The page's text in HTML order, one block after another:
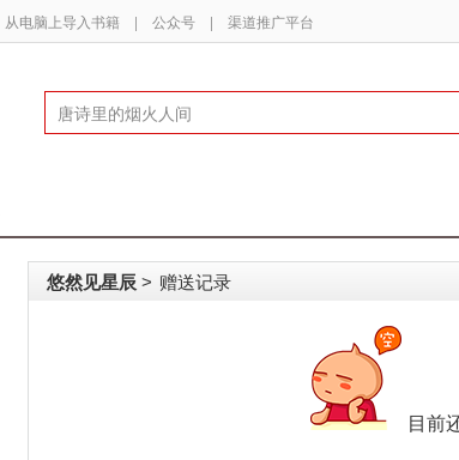
从电脑上导入书籍 | 公众号 | 渠道推广平台
悠然见星辰 > 赠送记录
目前